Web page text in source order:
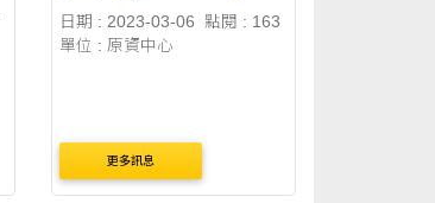
日期 : 2023-03-06
點閱 : 163
單位 : 原資中心
更多訊息